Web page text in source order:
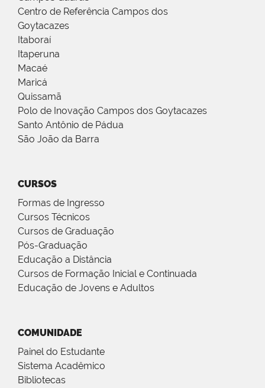
Centro de Referência Campos dos
Goytacazes
Itaboraí
Itaperuna
Macaé
Maricá
Quissamã
Polo de Inovação Campos dos Goytacazes
Santo Antônio de Pádua
São João da Barra
CURSOS
Formas de Ingresso
Cursos Técnicos
Cursos de Graduação
Pós-Graduação
Educação a Distância
Cursos de Formação Inicial e Continuada
Educação de Jovens e Adultos
COMUNIDADE
Painel do Estudante
Sistema Acadêmico
Bibliotecas